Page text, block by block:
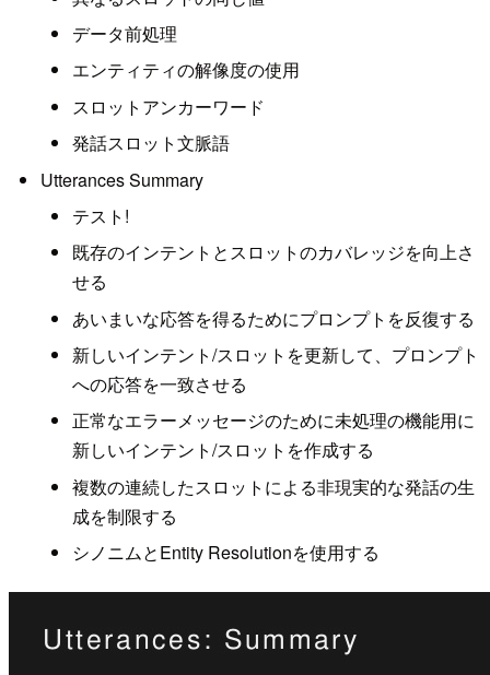
データ前処理
エンティティの解像度の使用
スロットアンカーワード
発話スロット文脈語
Utterances Summary
テスト!
既存のインテントとスロットのカバレッジを向上さ
せる
あいまいな応答を得るためにプロンプトを反復する
新しいインテント/スロットを更新して、プロンプト
への応答を一致させる
正常なエラーメッセージのために未処理の機能用に
新しいインテント/スロットを作成する
複数の連続したスロットによる非現実的な発話の生
成を制限する
シノニムとEntity Resolutionを使用する